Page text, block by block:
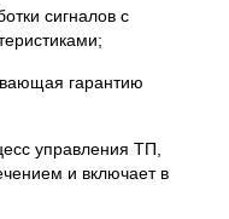
сигналов с
гарантию
управления ТП,
и включает в